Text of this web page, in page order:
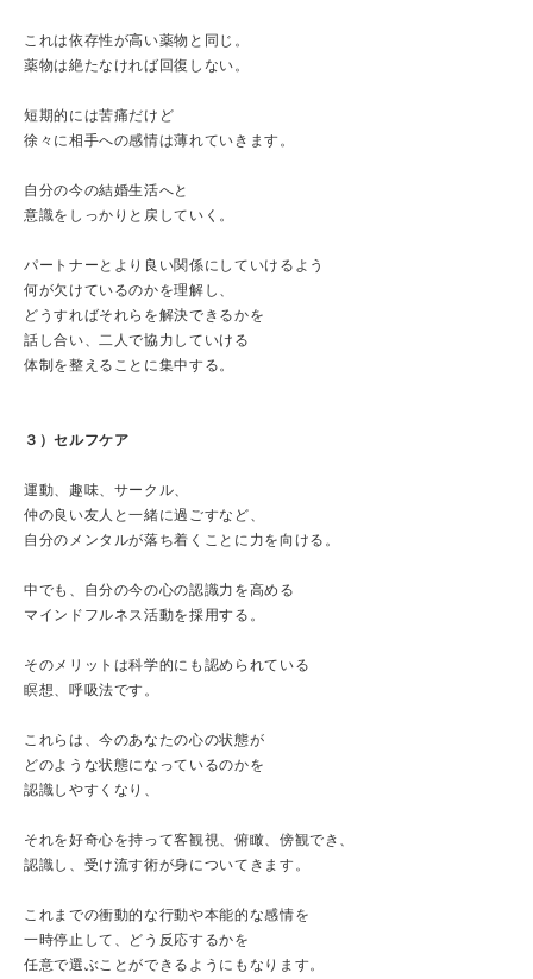
これは依存性が高い薬物と同じ。
薬物は絶たなければ回復しない。
短期的には苦痛だけど
徐々に相手への感情は薄れていきます。
自分の今の結婚生活へと
意識をしっかりと戻していく。
パートナーとより良い関係にしていけるよう
何が欠けているのかを理解し、
どうすればそれらを解決できるかを
話し合い、二人で協力していける
体制を整えることに集中する。
３）セルフケア
運動、趣味、サークル、
仲の良い友人と一緒に過ごすなど、
自分のメンタルが落ち着くことに力を向ける。
中でも、自分の今の心の認識力を高める
マインドフルネス活動を採用する。
そのメリットは科学的にも認められている
瞑想、呼吸法です。
これらは、今のあなたの心の状態が
どのような状態になっているのかを
認識しやすくなり、
それを好奇心を持って客観視、俯瞰、傍観でき、
認識し、受け流す術が身についてきます。
これまでの衝動的な行動や本能的な感情を
一時停止して、どう反応するかを
任意で選ぶことができるようにもなります。